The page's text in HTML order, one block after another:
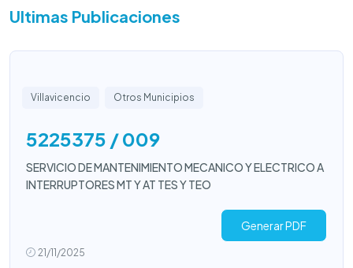
Ultimas Publicaciones
Villavicencio Otros Municipios
5225375 / 009
SERVICIO DE MANTENIMIENTO MECANICO Y ELECTRICO A
INTERRUPTORES MT Y AT TES Y TEO
Generar PDF
21/11/2025